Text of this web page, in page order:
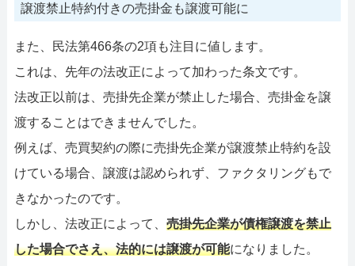
譲渡禁止特約付きの売掛金も譲渡可能に
また、民法第466条の2項も注目に値します。
これは、先年の法改正によって加わった条文です。
法改正以前は、売掛先企業が禁止した場合、売掛金を譲
渡することはできませんでした。
例えば、売買契約の際に売掛先企業が譲渡禁止特約を設
けている場合、譲渡は認められず、ファクタリングもで
きなかったのです。
しかし、法改正によって、 売掛先企業が債権譲渡を禁止
した場合でさえ、法的には譲渡が可能になりました。